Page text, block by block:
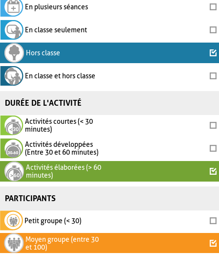
En plusieurs séances
En classe seulement
Hors classe
En classe et hors classe
DURÉE DE L'ACTIVITÉ
Activités courtes (< 30
minutes)
Activités développées
(Entre 30 et 60 minutes)
Activités élaborées (> 60
minutes)
PARTICIPANTS
Petit groupe (< 30)
Moyen groupe (entre 30
et 100)